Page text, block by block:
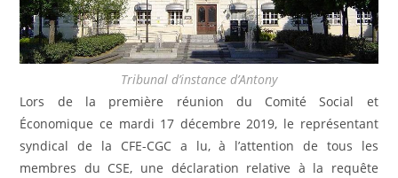
Tribunal d’instance d’Antony
Lors de la première réunion du Comité Social et
Économique ce mardi 17 décembre 2019, le représentant
syndical de la CFE-CGC a lu, à l’attention de tous les
membres du CSE, une déclaration relative à la requête